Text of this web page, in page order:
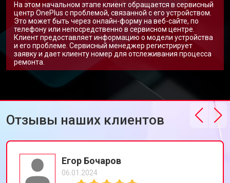
На этом начальном этапе клиент обращается в сервисный
центр OnePlus с проблемой, связанной с его устройством.
Это может быть через онлайн-форму на веб-сайте, по
телефону или непосредственно в сервисном центре.
Клиент предоставляет информацию о модели устройства
и его проблеме. Сервисный менеджер регистрирует
заявку и дает клиенту номер для отслеживания процесса
ремонта.
Отзывы наших клиентов
Егор Бочаров
06.01.2024